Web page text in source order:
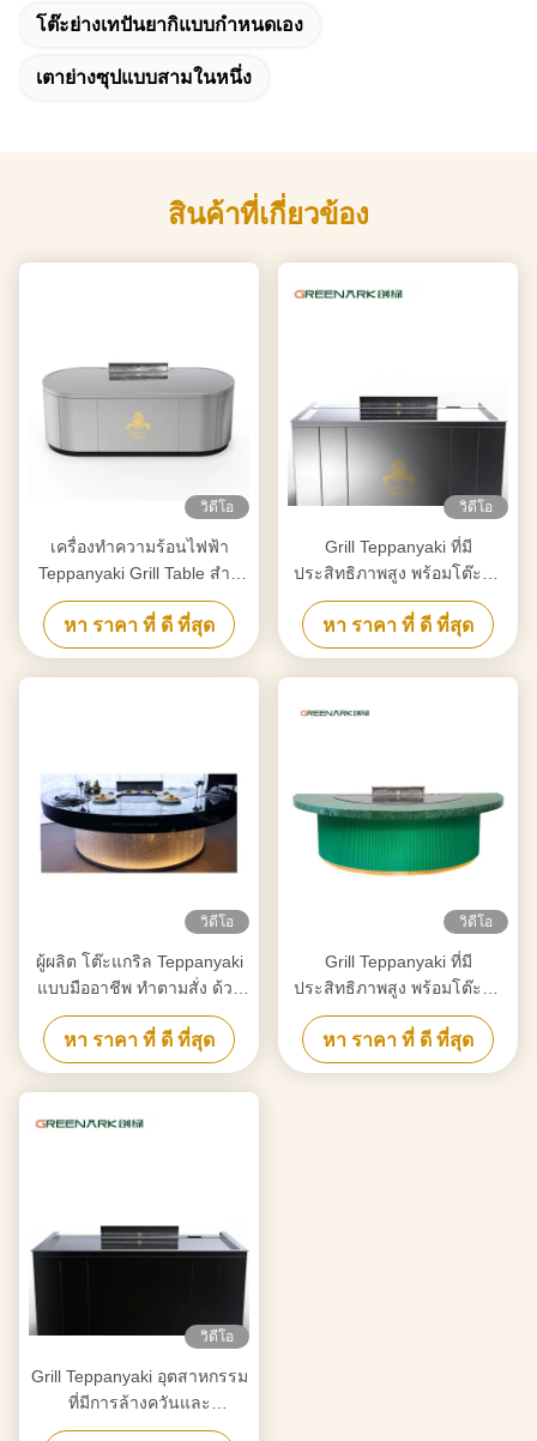
โต๊ะย่างเทปันยากิแบบกำหนดเอง
เตาย่างซุปแบบสามในหนึ่ง
สินค้าที่เกี่ยวข้อง
วิดีโอ
เครื่องทําความร้อนไฟฟ้า
Teppanyaki Grill Table สําห
รับการทําความสะอาดตาม
ความต้องการของคุณ
หา ราคา ที่ ดี ที่สุด
วิดีโอ
Grill Teppanyaki ที่มี
ประสิทธิภาพสูง พร้อมโต๊ะทํา
งานสแตนเลสประเภทอาหาร
ขนาด 20 มิลลิเมตร และ
เครื่องทําความร้อนที่สมาร์ท
หา ราคา ที่ ดี ที่สุด
วิดีโอ
ผู้ผลิต โต๊ะแกริล Teppanyaki
แบบมืออาชีพ ทําตามสั่ง ด้วย
การออกแบบฟรี ส่งอุปกรณ์แก
ริล Hibachi ที่น่าเชื่อถือ
หา ราคา ที่ ดี ที่สุด
วิดีโอ
Grill Teppanyaki ที่มี
ประสิทธิภาพสูง พร้อมโต๊ะทํา
งานสแตนเลสประเภทอาหาร
ขนาด 20 มิลลิเมตร และ
เครื่องทําความร้อนที่สมาร์ท
หา ราคา ที่ ดี ที่สุด
วิดีโอ
Grill Teppanyaki อุตสาหกรรม
ที่มีการล้างควันและ
เทคโนโลยีป้องกันการบด